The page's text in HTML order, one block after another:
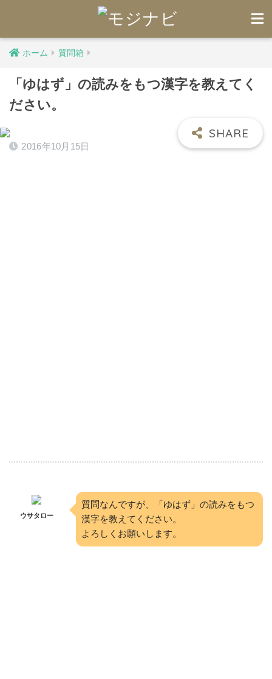
ホーム 質問箱
「ゆはず」の読みをもつ漢字を教えてく
ださい。
2016年10月15日
ウサタロー
質問なんですが、「ゆはず」の読みをもつ
漢字を教えてください。
よろしくお願いします。